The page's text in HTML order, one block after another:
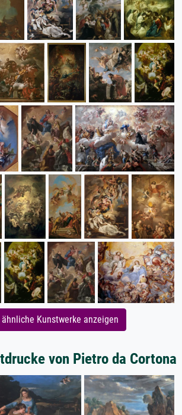
ähnliche Kunstwerke anzeigen
von Pietro da Cortona